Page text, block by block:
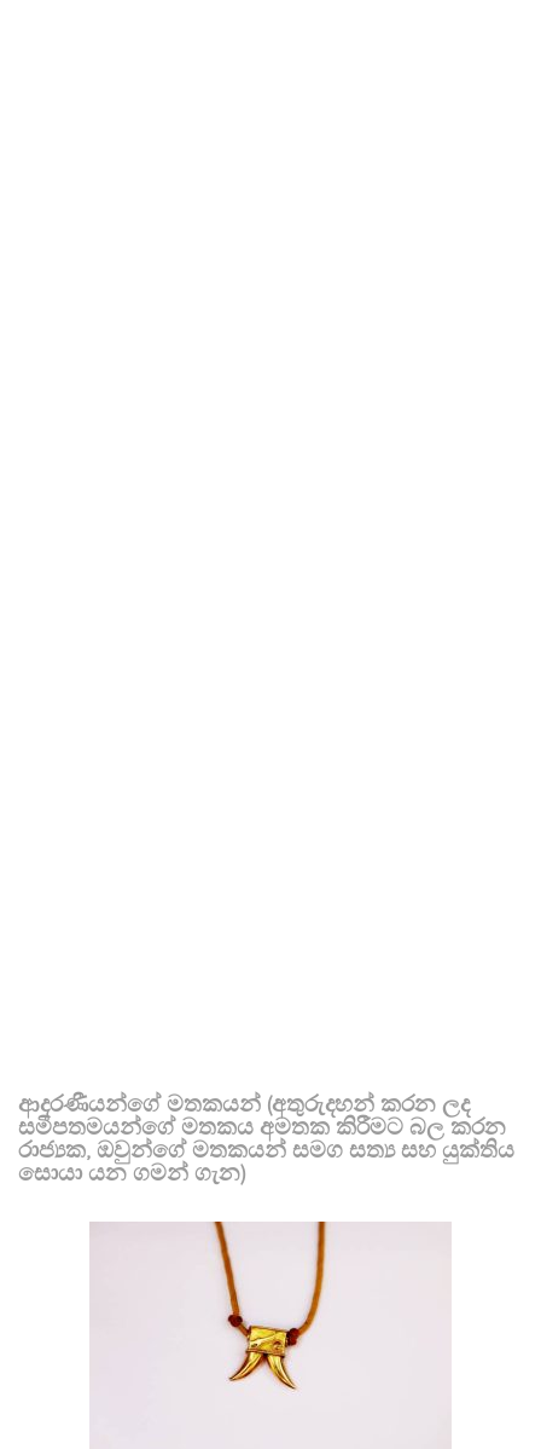
ආදරණීයන්ගේ මතකයන් (අතුරුදහන් කරන ලද
සමීපතමයන්ගේ මතකය අමතක කිරීමට බල කරන
රාජ්‍යක, ඔවුන්ගේ මතකයන් සමග සත්‍ය සහ යුක්තිය
සොයා යන ගමන් ගැන)